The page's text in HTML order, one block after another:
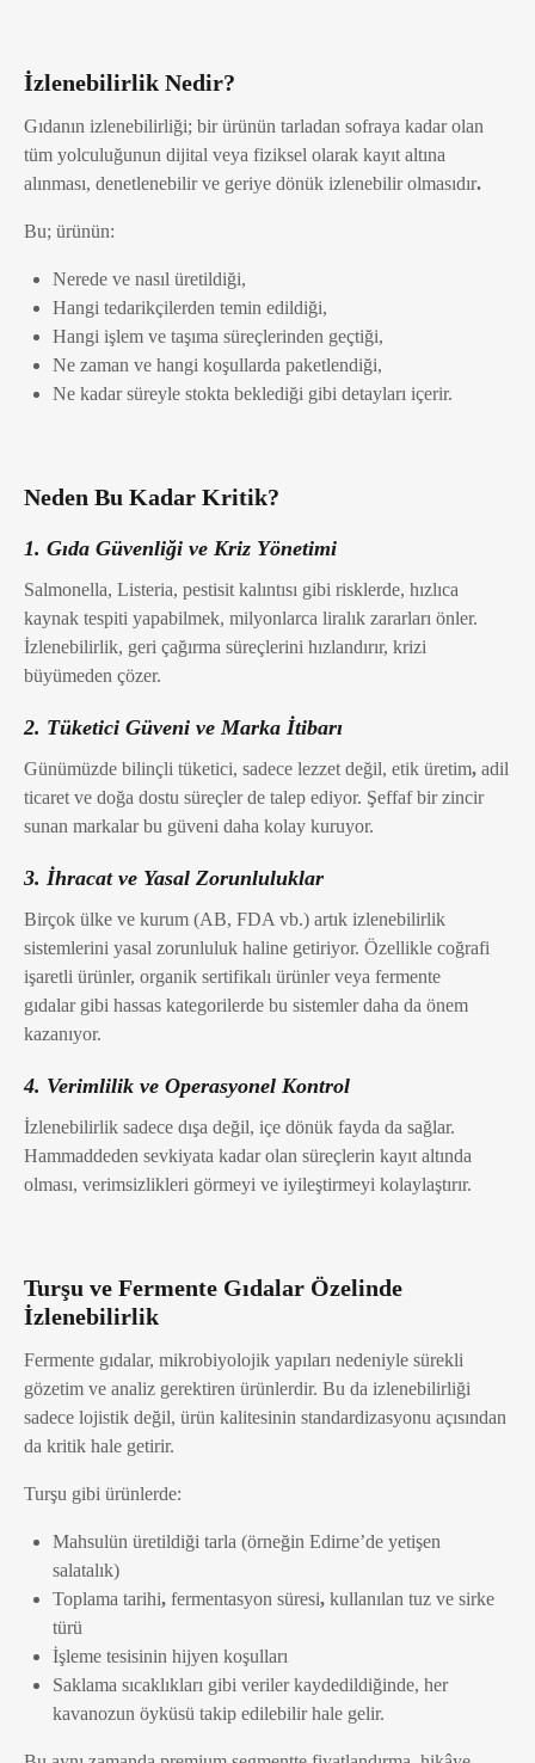
İzlenebilirlik Nedir?
Gıdanın izlenebilirliği; bir ürünün tarladan sofraya kadar olan
tüm yolculuğunun dijital veya fiziksel olarak kayıt altına
alınması, denetlenebilir ve geriye dönük izlenebilir olmasıdır.
Bu; ürünün:
Nerede ve nasıl üretildiği,
Hangi tedarikçilerden temin edildiği,
Hangi işlem ve taşıma süreçlerinden geçtiği,
Ne zaman ve hangi koşullarda paketlendiği,
Ne kadar süreyle stokta beklediği gibi detayları içerir.
Neden Bu Kadar Kritik?
1. Gıda Güvenliği ve Kriz Yönetimi
Salmonella, Listeria, pestisit kalıntısı gibi risklerde, hızlıca
kaynak tespiti yapabilmek, milyonlarca liralık zararları önler.
İzlenebilirlik, geri çağırma süreçlerini hızlandırır, krizi
büyümeden çözer.
2. Tüketici Güveni ve Marka İtibarı
Günümüzde bilinçli tüketici, sadece lezzet değil, etik üretim, adil
ticaret ve doğa dostu süreçler de talep ediyor. Şeffaf bir zincir
sunan markalar bu güveni daha kolay kuruyor.
3. İhracat ve Yasal Zorunluluklar
Birçok ülke ve kurum (AB, FDA vb.) artık izlenebilirlik
sistemlerini yasal zorunluluk haline getiriyor. Özellikle coğrafi
işaretli ürünler, organik sertifikalı ürünler veya fermente
gıdalar gibi hassas kategorilerde bu sistemler daha da önem
kazanıyor.
4. Verimlilik ve Operasyonel Kontrol
İzlenebilirlik sadece dışa değil, içe dönük fayda da sağlar.
Hammaddeden sevkiyata kadar olan süreçlerin kayıt altında
olması, verimsizlikleri görmeyi ve iyileştirmeyi kolaylaştırır.
Turşu ve Fermente Gıdalar Özelinde
İzlenebilirlik
Fermente gıdalar, mikrobiyolojik yapıları nedeniyle sürekli
gözetim ve analiz gerektiren ürünlerdir. Bu da izlenebilirliği
sadece lojistik değil, ürün kalitesinin standardizasyonu açısından
da kritik hale getirir.
Turşu gibi ürünlerde:
Mahsulün üretildiği tarla (örneğin Edirne’de yetişen
salatalık)
Toplama tarihi, fermentasyon süresi, kullanılan tuz ve sirke
türü
İşleme tesisinin hijyen koşulları
Saklama sıcaklıkları gibi veriler kaydedildiğinde, her
kavanozun öyküsü takip edilebilir hale gelir.